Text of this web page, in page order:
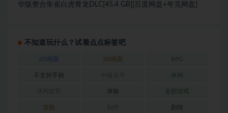
华版整合朱雀白虎青龙DLC[45.4 GB][百度网盘+夸克网盘]
不知道玩什么？试着点点标签吧
2D画面 3D画面 RPG
不支持手柄 休闲
体验 全部游戏
冒险 剧情